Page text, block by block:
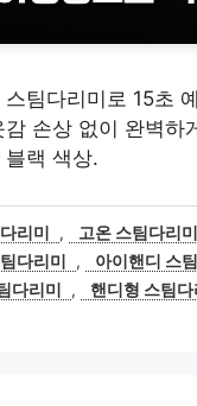
팀다리미로 15초
손상 없이 완벽하
랙 색상.
리미 , 고온 스팀다리미
다리미 , 아이핸디 스
다리미
, 핸디형 스팀다